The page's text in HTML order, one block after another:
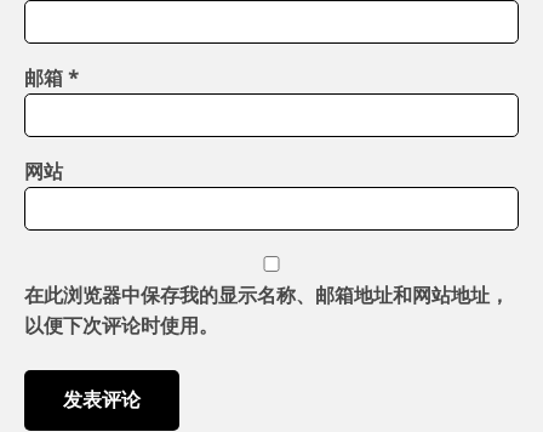
邮箱*
网站
在此浏览器中保存我的显示名称、邮箱地址和网站地址，
以便下次评论时使用。